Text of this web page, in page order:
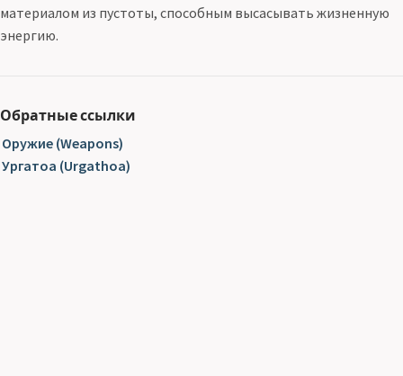
материалом из пустоты, способным высасывать жизненную
энергию.
Обратные ссылки
Оружие (Weapons)
Ургатоа (Urgathoa)